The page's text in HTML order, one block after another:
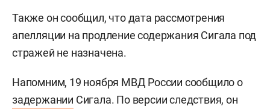
Также он сообщил, что дата рассмотрения
апелляции на продление содержания Сигала под
стражей не назначена.
Напомним, 19 ноября МВД России сообщило о
задержании Сигала. По версии следствия, он